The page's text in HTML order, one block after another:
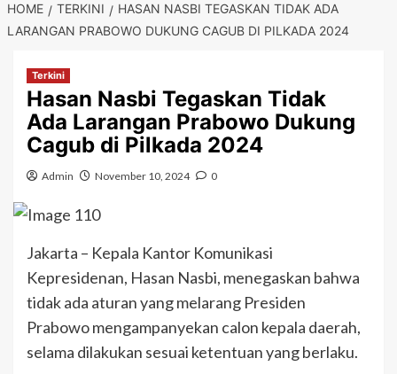
HOME TERKINI
HASAN NASBI TEGASKAN TIDAK ADA
LARANGAN PRABOWO DUKUNG CAGUB DI PILKADA 2024
Terkini
Hasan Nasbi Tegaskan Tidak
Ada Larangan Prabowo Dukung
Cagub di Pilkada 2024
Admin November 10, 2024 0
Jakarta – Kepala Kantor Komunikasi
Kepresidenan, Hasan Nasbi, menegaskan bahwa
tidak ada aturan yang melarang Presiden
Prabowo mengampanyekan calon kepala daerah,
selama dilakukan sesuai ketentuan yang berlaku.